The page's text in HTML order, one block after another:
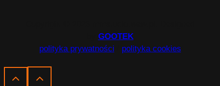
GOOTEK
polityka prywatności
polityka cookies